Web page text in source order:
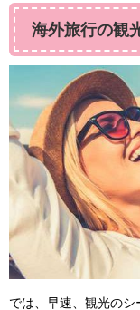
海外旅行の観
では、早速、観光のシ